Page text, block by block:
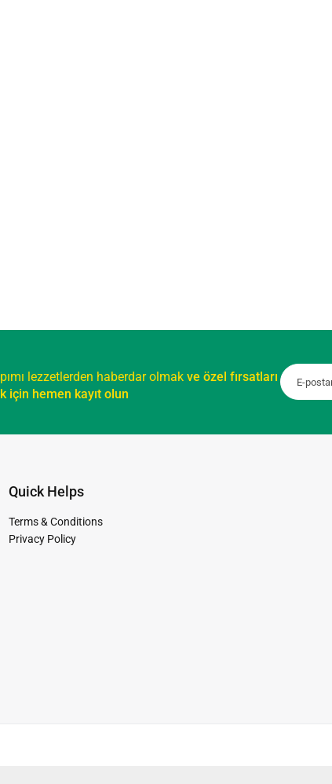
lezzetlerden haberdar olmakve özel fırsatları
için hemen kayıt olun
Quick Helps
Terms & Conditions
Privacy Policy